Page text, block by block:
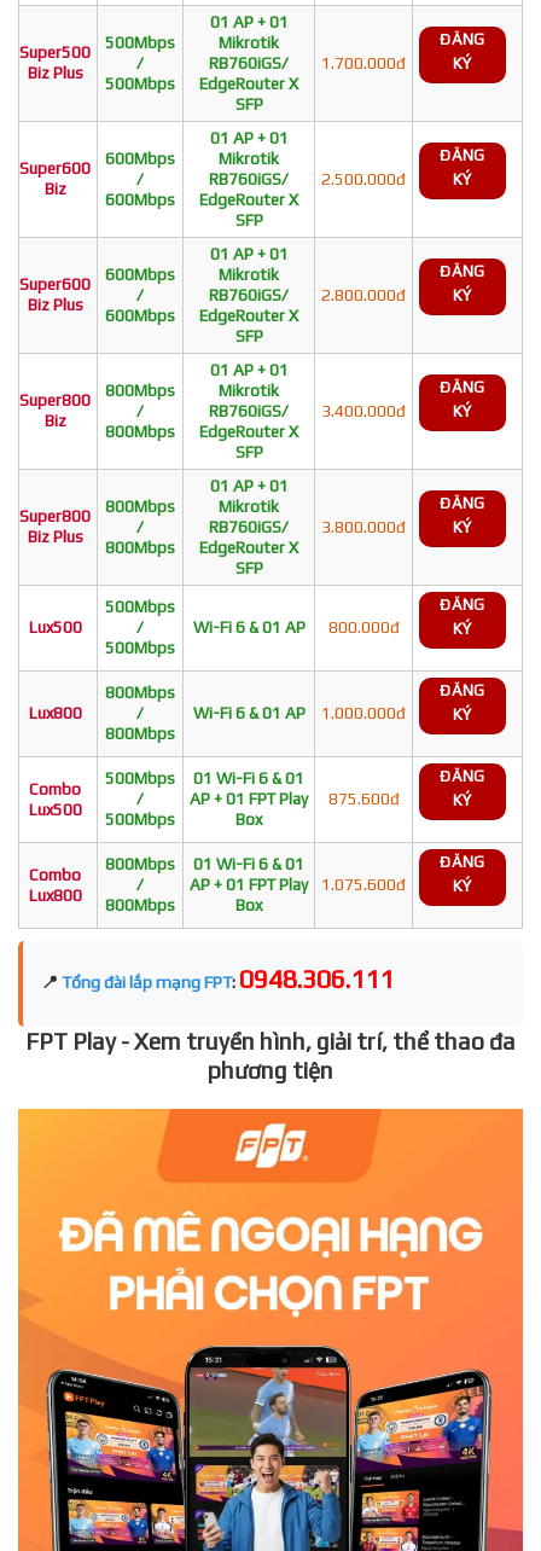
Super500
Biz Plus
500Mbps
/
500Mbps
01 AP + 01
Mikrotik
RB760iGS/
EdgeRouter X
SFP
1.700.000đ
ĐĂNG
KÝ
Super600
Biz
600Mbps
/
600Mbps
01 AP + 01
Mikrotik
RB760iGS/
EdgeRouter X
SFP
2.500.000đ
ĐĂNG
KÝ
Super600
Biz Plus
600Mbps
/
600Mbps
01 AP + 01
Mikrotik
RB760iGS/
EdgeRouter X
SFP
2.800.000đ
ĐĂNG
KÝ
Super800
Biz
800Mbps
/
800Mbps
01 AP + 01
Mikrotik
RB760iGS/
EdgeRouter X
SFP
3.400.000đ
ĐĂNG
KÝ
Super800
Biz Plus
800Mbps
/
800Mbps
01 AP + 01
Mikrotik
RB760iGS/
EdgeRouter X
SFP
3.800.000đ
ĐĂNG
KÝ
Lux500
500Mbps
/
500Mbps
Wi-Fi 6 & 01 AP 800.000đ
ĐĂNG
KÝ
Lux800
800Mbps
/
800Mbps
Wi-Fi 6 & 01 AP 1.000.000đ
ĐĂNG
KÝ
Combo
Lux500
500Mbps
/
500Mbps
01 Wi-Fi 6 & 01
AP + 01 FPT Play
Box
875.600đ
ĐĂNG
KÝ
Combo
Lux800
800Mbps
/
800Mbps
01 Wi-Fi 6 & 01
AP + 01 FPT Play
Box
1.075.600đ
ĐĂNG
KÝ
📍 Tổng đài lắp mạng FPT: 0948.306.111
FPT Play - Xem truyền hình, giải trí, thể thao đa
phương tiện